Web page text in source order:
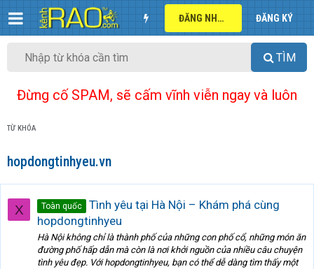
ĐĂNG NHẬP ĐĂNG KÝ
TÌM
Đừng cố SPAM, sẽ cấm vĩnh viễn ngay và luôn
TỪ KHÓA
hopdongtinhyeu.vn
X Toàn quốc
Tình yêu tại Hà Nội – Khám phá cùng
hopdongtinhyeu
Hà Nội không chỉ là thành phố của những con phố cổ, những món ăn
đường phố hấp dẫn mà còn là nơi khởi nguồn của nhiều câu chuyện
tình yêu đẹp. Với hopdongtinhyeu, bạn có thể dễ dàng tìm thấy một